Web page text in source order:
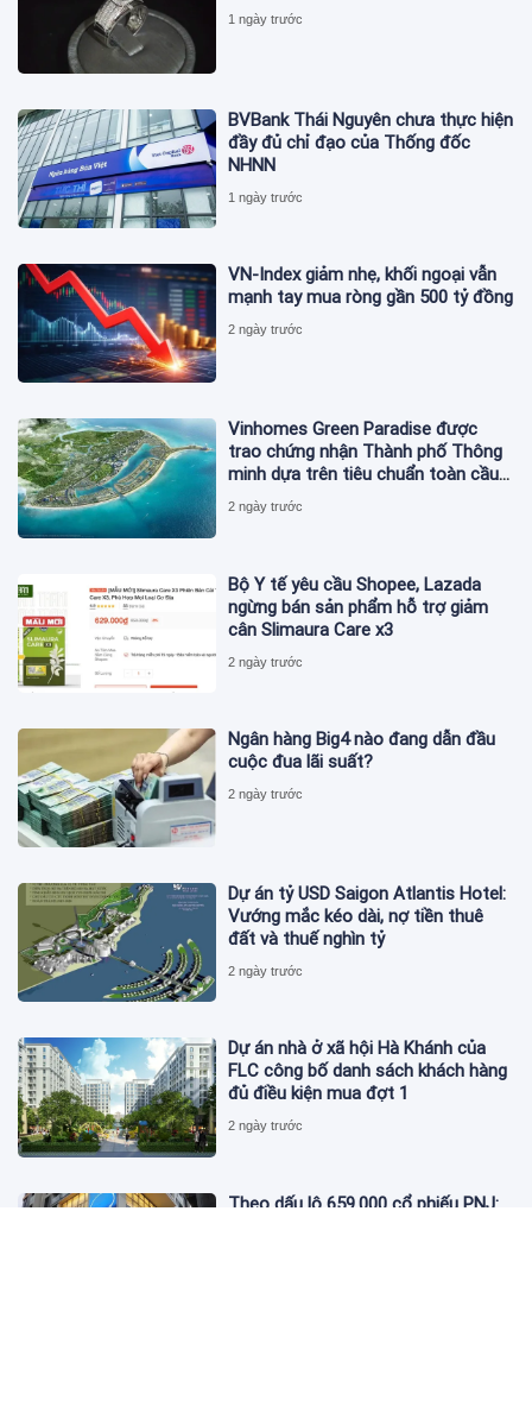
1 ngày trước
BVBank Thái Nguyên chưa thực hiện
đầy đủ chỉ đạo của Thống đốc
NHNN
1 ngày trước
VN-Index giảm nhẹ, khối ngoại vẫn
mạnh tay mua ròng gần 500 tỷ đồng
2 ngày trước
Vinhomes Green Paradise được
trao chứng nhận Thành phố Thông
minh dựa trên tiêu chuẩn toàn cầu
ISO 37122
2 ngày trước
Bộ Y tế yêu cầu Shopee, Lazada
ngừng bán sản phẩm hỗ trợ giảm
cân Slimaura Care x3
2 ngày trước
Ngân hàng Big4 nào đang dẫn đầu
cuộc đua lãi suất?
2 ngày trước
Dự án tỷ USD Saigon Atlantis Hotel:
Vướng mắc kéo dài, nợ tiền thuê
đất và thuế nghìn tỷ
2 ngày trước
Dự án nhà ở xã hội Hà Khánh của
FLC công bố danh sách khách hàng
đủ điều kiện mua đợt 1
2 ngày trước
Theo dấu lô 659.000 cổ phiếu PNJ: